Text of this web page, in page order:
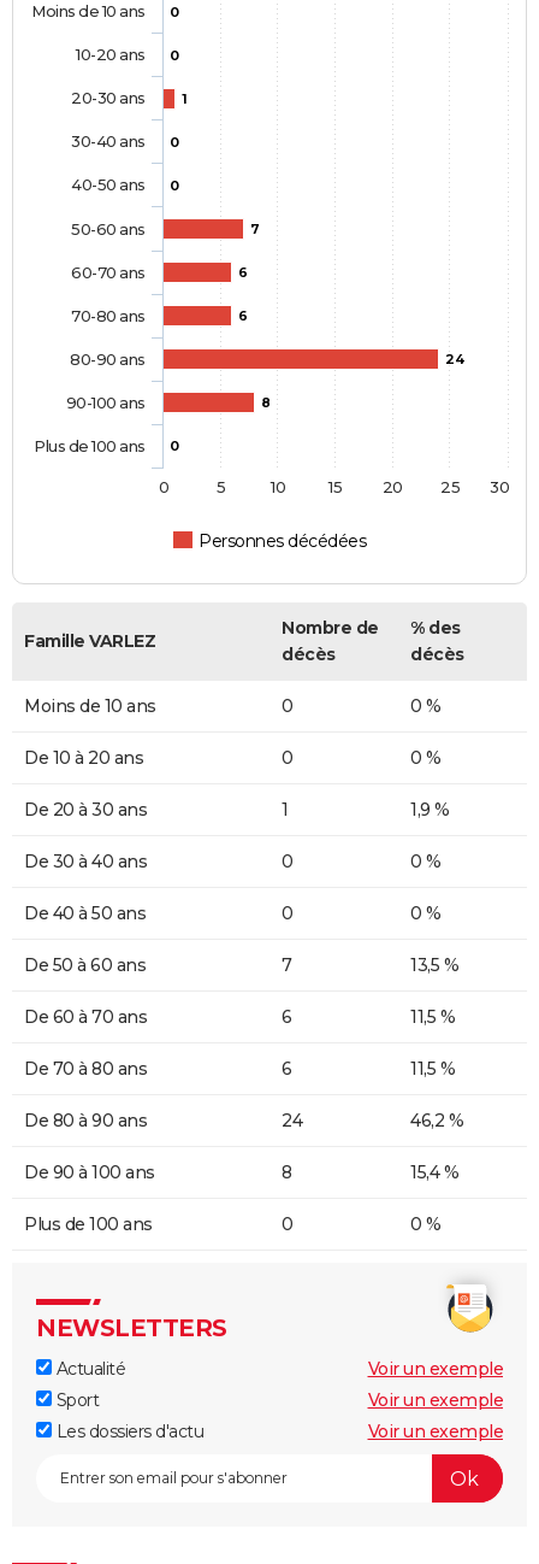
0
0
1
0
0
7
6
6
24
8
0
Personnes décédées
Moins de 10 ans
10-20 ans
20-30 ans
30-40 ans
40-50 ans
50-60 ans
60-70 ans
70-80 ans
80-90 ans
90-100 ans
Plus de 100 ans
0 5 10 15 20 25 30
Famille VARLEZ
Nombre de
décès
% des
décès
Moins de 10 ans 0 0 %
De 10 à 20 ans 0 0 %
De 20 à 30 ans 1 1,9 %
De 30 à 40 ans 0 0 %
De 40 à 50 ans 0 0 %
De 50 à 60 ans 7 13,5 %
De 60 à 70 ans 6 11,5 %
De 70 à 80 ans 6 11,5 %
De 80 à 90 ans 24 46,2 %
De 90 à 100 ans 8 15,4 %
Plus de 100 ans 0 0 %
NEWSLETTERS
Actualité
Voir un exemple
Sport
Voir un exemple
Les dossiers d'actu
Voir un exemple